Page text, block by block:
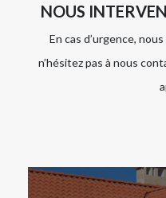
NOUS
En cas d’urgence,
n’hésitez pas à nous